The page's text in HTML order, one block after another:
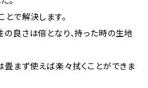
とで解決します。
良さは倍となり、持った時の生地
畳まず使えば楽々拭くことができま